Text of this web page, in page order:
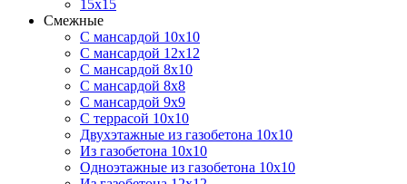
15х15
Смежные
С мансардой 10х10
С мансардой 12х12
С мансардой 8х10
С мансардой 8х8
С мансардой 9х9
С террасой 10х10
Двухэтажные из газобетона 10х10
Из газобетона 10х10
Одноэтажные из газобетона 10х10